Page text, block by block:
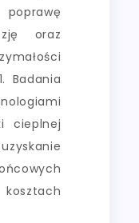
oraz
Badania
cieplnej